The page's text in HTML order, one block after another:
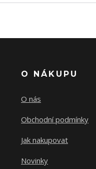
O NÁKUPU
O nás
Obchodní podmínky
Jak nakupovat
Novinky